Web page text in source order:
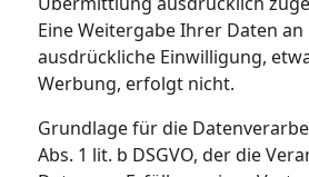
Eine Weitergabe Ihrer Daten
ausdrückliche Einwilligung,
Werbung, erfolgt nicht.
Grundlage für die
Abs. 1 lit. b DSGVO, der die